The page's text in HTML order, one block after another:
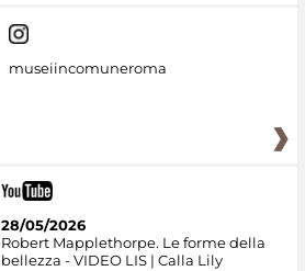
museiincomuneroma
28/05/2026
Robert Mapplethorpe. Le forme della
bellezza - VIDEO LIS | Calla Lily